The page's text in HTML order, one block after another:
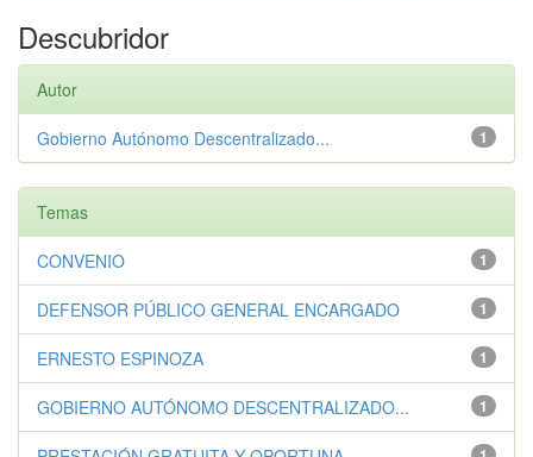
Descubridor
Autor
1
Gobierno Autónomo Descentralizado...
Temas
1
CONVENIO
1
DEFENSOR PÚBLICO GENERAL ENCARGADO
1
ERNESTO ESPINOZA
1
GOBIERNO AUTÓNOMO DESCENTRALIZADO...